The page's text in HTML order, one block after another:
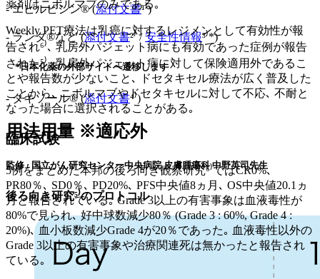
薬剤はニボルマブのみである｡
Weekly PET療法は乳癌に対するレジメンとして有効性が報
告され⁶⁾､ 乳房外パジェット病にも有効であった症例が報告
された⁵⁾｡ 乳房外パジェット病に対して保険適用外であるこ
とや報告数が少ないこと､ ドセタキセル療法が広く普及した
ことから､ ニボルマブやドセタキセルに対して不応､ 不耐と
なった場合に選択されることがある｡
臨床試験
5例をまとめた本邦の後ろ向き観察研究⁶⁾ではCR0%､
PR80％､ SD0％､ PD20%､ PFS中央値8ヵ月､ OS中央値20.1ヵ
月と報告されている｡ Grade 3以上の有害事象は血液毒性が
80%で見られ､ 好中球数減少80％ (Grade 3 : 60%, Grade 4 :
20%)､ 血小板数減少Grade 4が20％であった｡ 血液毒性以外の
Grade 3以上の有害事象や治療関連死は無かったと報告され
ている｡
- エピルビシン® (添付文書¹⁾)
- ランダ®など (添付文書²⁾ /安全性情報³⁾*)
*日本化薬の外部サイトへ遷移します
- タキソール® (添付文書⁴⁾)
用法用量 ※適応外
監修 : 国立がん研究センター中央病院 皮膚腫瘍科 中野英司先生
後ろ向き研究⁵⁾のプロトコル